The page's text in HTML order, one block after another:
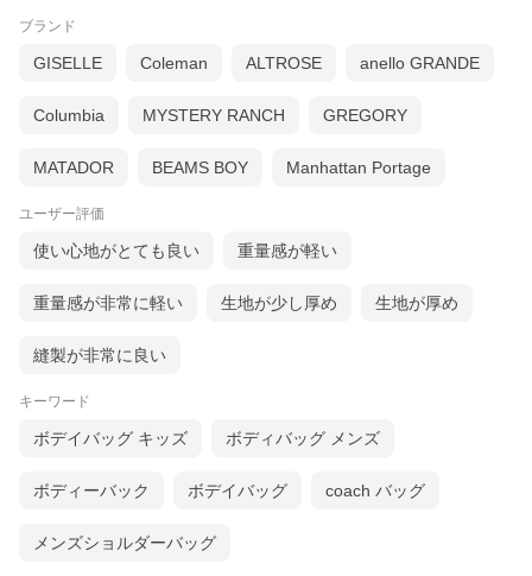
ブランド
GISELLE Coleman ALTROSE anello GRANDE
Columbia MYSTERY RANCH GREGORY
MATADOR BEAMS BOY Manhattan Portage
ユーザー評価
使い心地がとても良い 重量感が軽い
重量感が非常に軽い 生地が少し厚め 生地が厚め
縫製が非常に良い
キーワード
ボデイバッグ キッズ ボディバッグ メンズ
ボディーバック ボデイバッグ coach バッグ
メンズショルダーバッグ